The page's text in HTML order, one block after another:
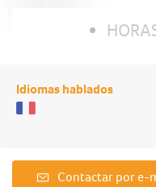
Idiomas hablados
Contactar por e-